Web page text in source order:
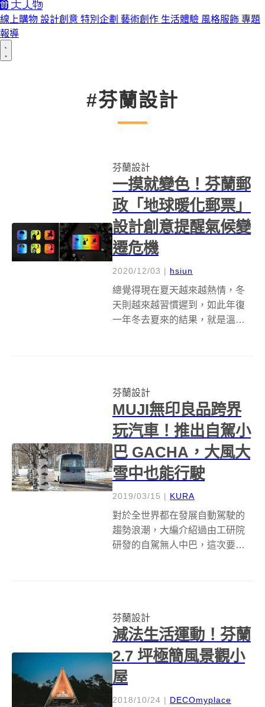
線上購物 設計創意 特別企劃 藝術創作 生活體驗 風格服飾 專題
報導
#芬蘭設計
芬蘭設計
一摸就變色！芬蘭郵
政「地球暖化郵票」
設計創意提醒氣候變
遷危機
2020/12/03 | hsiun
總覺得現在夏天越來越熱情，冬
天則越來越習慣遲到，如此年復
一年冬去夏來的結果，就是溫室
定了其受到全球暖化的影響更
大，也因此，芬蘭郵...
芬蘭設計
MUJI無印良品跨界
玩汽車！推出自駕小
巴 GACHA，大風大
雪中也能行駛
2019/03/15 | KURA
對於全世界都在發展自動駕駛的
趨勢浪潮，大編介紹過由工研院
研發的自駕無人中巴，這次要介
良品 MUJI 和芬蘭 Se...
芬蘭設計
減法生活運動！芬蘭
2.7 坪極簡風景觀小
屋
2018/10/24 | DECOmyplace